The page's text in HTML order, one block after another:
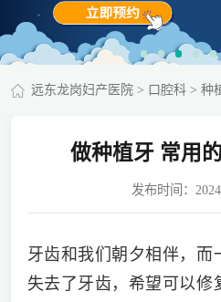
远东龙岗妇产医院> 口腔科> 种
做种植牙 常用
发布时间：
牙齿和我们朝夕相伴，而
失去了牙齿，希望可以修